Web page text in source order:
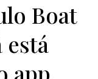
Boat
está
app